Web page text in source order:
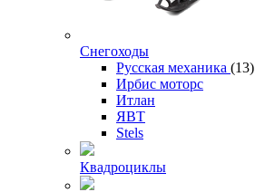
Снегоходы
Русская механика (13)
Ирбис моторс
Итлан
ЯВТ
Stels
Квадроциклы